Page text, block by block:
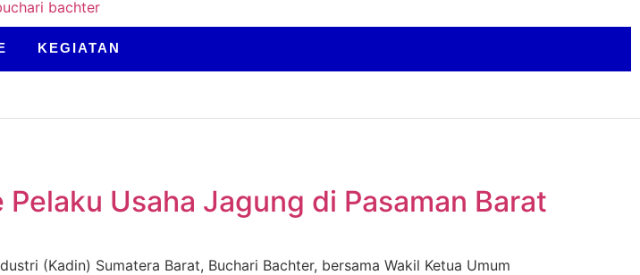
KEGIATAN
Usaha Jagung di Pasaman Barat
(Kadin) Sumatera Barat, Buchari Bachter, bersama Wakil Ketua Umum